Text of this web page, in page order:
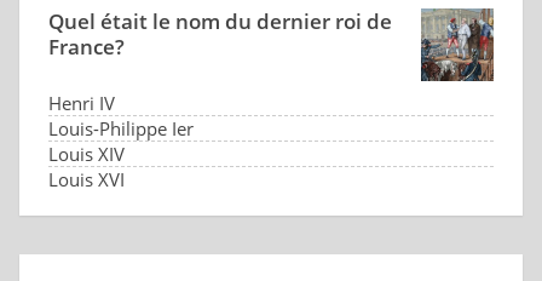
Quel était le nom du dernier roi de
France?
Henri IV
Louis-Philippe Ier
Louis XIV
Louis XVI